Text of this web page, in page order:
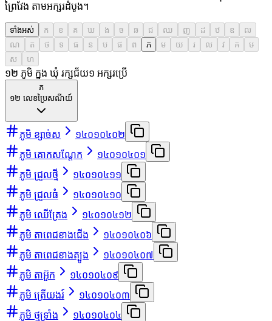
ព្រៃវែង តាមអក្សរដំបូង។
ទាំងអស់ ក ខ គ ឃ ង ច ឆ ជ ឈ ញ ដ ឋ ឌ
ឍ
ណ
ត ថ ទ ធ ន ប ផ ព ភ ម យ រ ល វ ឝ
ឞ
ស
ហ
១២ ភូមិ ក្នុង ឃុំ រក្សជ័យ១ អក្សរប្រើ
ភ
១២ លេខប្រៃសណីយ៍
ភូមិ ខ្សាច់ស
១៤០១០៤០២
ភូមិ គោកសណ្ដែក
១៤០១០៤០១
ភូមិ ជ្រួលថ្មី
១៤០១០៤១១
ភូមិ ជ្រួលធំ
១៤០១០៤១០
ភូមិ ឈើត្រែង
១៤០១០៤១២
ភូមិ តាពេជខាងជើង
១៤០១០៤០៦
ភូមិ តាពេជខាងត្បូង
១៤០១០៤០៧
ភូមិ តាអ៊ួក
១៤០១០៤០៩
ភូមិ ត្រើយងរ៍
១៤០១០៤០៣
ភូមិ ថ្មទ្រាំង
១៤០១០៤០៤